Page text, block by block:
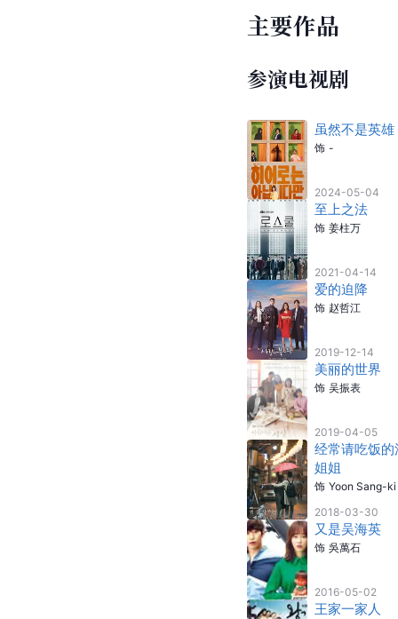
主要作品
参演电视剧
虽然不是英雄
饰 -
2024-05-04
至上之法
饰 姜柱万
2021-04-14
爱的迫降
饰 赵哲江
2019-12-14
美丽的世界
饰 吴振表
2019-04-05
经常请吃饭的
姐姐
饰 Yoon Sang-ki
2018-03-30
又是吴海英
饰 吳萬石
2016-05-02
王家一家人